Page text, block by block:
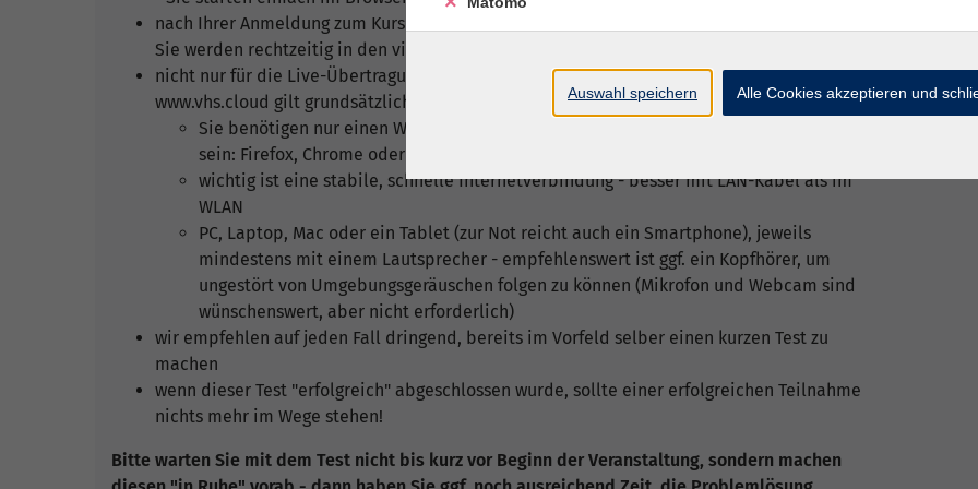
nach Ihrer Anmeldung zum Kurs wird ein Account in der www.vhs.cloud für Sie angelegt und
Sie werden rechtzeitig in den virtuellen Kursraum eingebucht
nicht nur für die Live-Übertragung (Videokonferenz mit BigBlueButton) innerhalb der
www.vhs.cloud gilt grundsätzlich:
Sie benötigen nur einen Webbrowser (dieser sollte allerdings auf dem neuesten Stand
sein: Firefox, Chrome oder der neue Edge auf Chromium-Basis)
wichtig ist eine stabile, schnelle Internetverbindung - besser mit LAN-Kabel als im
WLAN
PC, Laptop, Mac oder ein Tablet (zur Not reicht auch ein Smartphone), jeweils
mindestens mit einem Lautsprecher - empfehlenswert ist ggf. ein Kopfhörer, um
ungestört von Umgebungsgeräuschen folgen zu können (Mikrofon und Webcam sind
wünschenswert, aber nicht erforderlich)
wir empfehlen auf jeden Fall dringend, bereits im Vorfeld selber einen kurzen Test zu
machen
wenn dieser Test "erfolgreich" abgeschlossen wurde, sollte einer erfolgreichen Teilnahme
nichts mehr im Wege stehen!
Bitte warten Sie mit dem Test nicht bis kurz vor Beginn der Veranstaltung, sondern machen
Auswahl speichern Alle Cookies akzeptieren und